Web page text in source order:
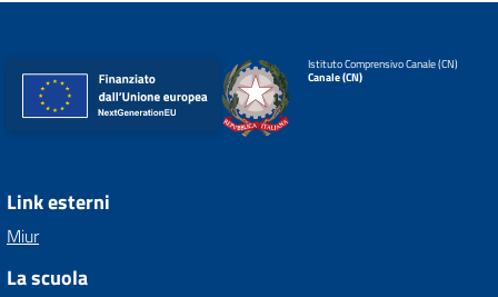
Istituto Comprensivo Canale (CN)
Canale (CN)
Link esterni
Miur
La scuola